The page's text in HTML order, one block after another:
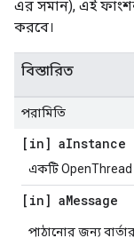
এর সমান), এই
করবে।
বিস্তারিত
পরামিতি
[in] aInstance
একটি OpenThread
[in] aMessage
পাঠানোর জন্য